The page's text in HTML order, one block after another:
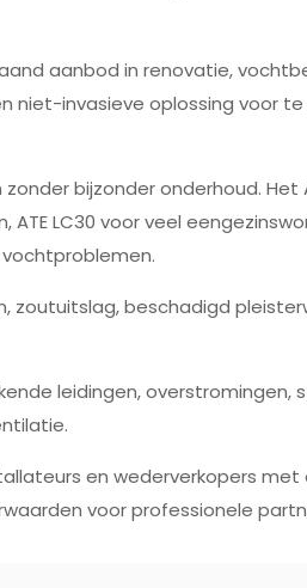
aanbod in renovatie,
niet-invasieve oplossing voor te
bijzonder onderhoud. Het
LC30 voor veel
zoutuitslag, beschadigd
leidingen, overstromingen,
en wederverkopers
voor professionele